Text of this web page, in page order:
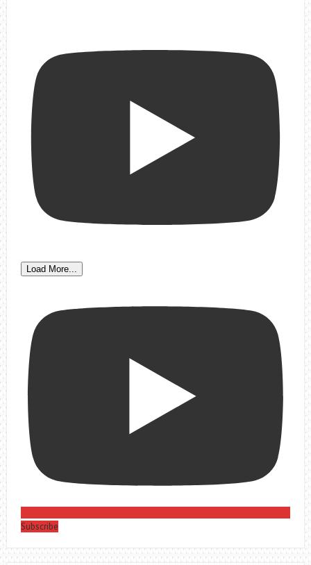
Load More...
Subscribe